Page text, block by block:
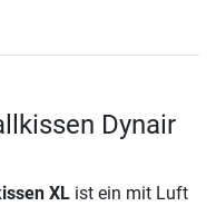
Dynair
XL ist ein mit Luft